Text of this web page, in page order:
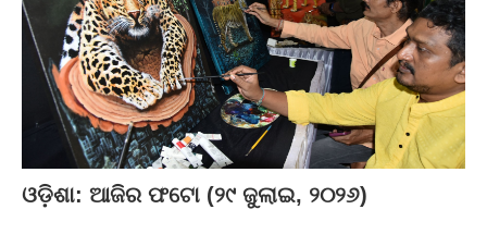
ଓଡ଼ିଶା: ଆଜିର ଫଟୋ (୨୯ ଜୁଲାଇ, ୨୦୨୬)